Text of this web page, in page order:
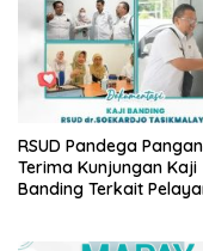
RSUD Pandega
Terima Kunjungan Kaji
Banding Terkait